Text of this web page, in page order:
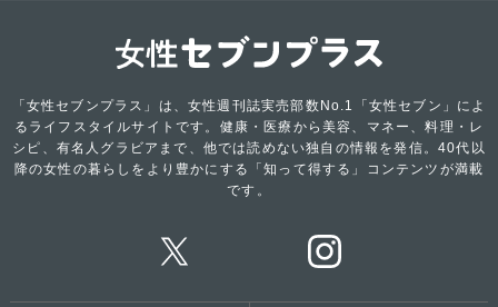
「女性セブンプラス」は、女性週刊誌実売部数No.1「女性セブン」によ
るライフスタイルサイトです。健康・医療から美容、マネー、料理・レ
シピ、有名人グラビアまで、他では読めない独自の情報を発信。40代以
降の女性の暮らしをより豊かにする「知って得する」コンテンツが満載
です。